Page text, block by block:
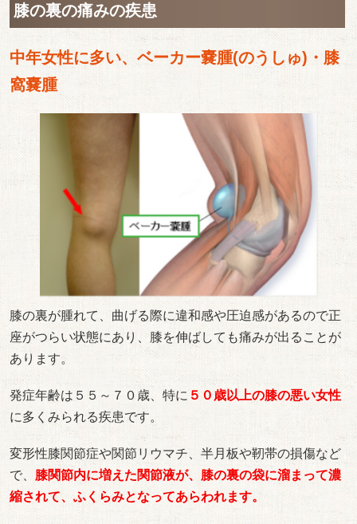
膝の裏の痛みの疾患
中年女性に多い、ベーカー嚢腫(のうしゅ)・膝
窩嚢腫
膝の裏が腫れて、曲げる際に違和感や圧迫感があるので正
座がつらい状態にあり、膝を伸ばしても痛みが出ることが
あります。
発症年齢は５５～７０歳、特に ５０歳以上の膝の悪い女性
に多くみられる疾患です。
変形性膝関節症や関節リウマチ、半月板や靭帯の損傷など
で、 膝関節内に増えた関節液が、膝の裏の袋に溜まって濃
縮されて、ふくらみとなってあらわれます。